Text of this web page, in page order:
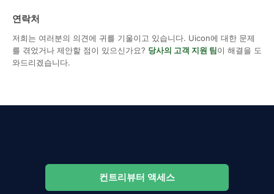
연락처
저희는 여러분의 의견에 귀를 기울이고 있습니다. Uicon에 대한 문제
를 겪었거나 제안할 점이 있으신가요? 당사의 고객 지원 팀이 해결을 도
와드리겠습니다.
컨트리뷰터 액세스